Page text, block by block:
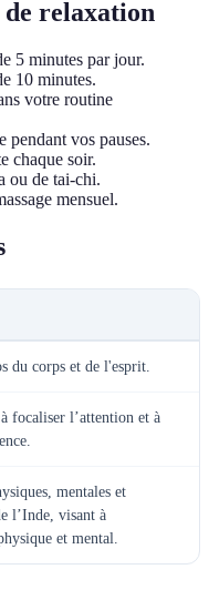
de relaxation
5 minutes par jour.
10 minutes.
votre routine
pendant vos pauses.
chaque soir.
ou de tai-chi.
mensuel.
du corps et de l'esprit.
focaliser l’attention et à
mentales et
l’Inde, visant à
et mental.